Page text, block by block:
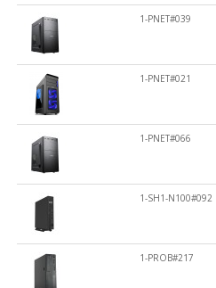
1-PNET#039
1-PNET#021
1-PNET#066
1-SH1-N100#092
1-PROB#217